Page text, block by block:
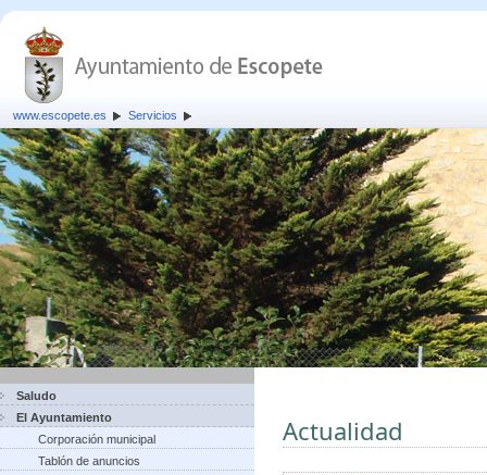
www.escopete.es Servicios
Saludo
El Ayuntamiento
Corporación municipal
Tablón de anuncios
Actualidad